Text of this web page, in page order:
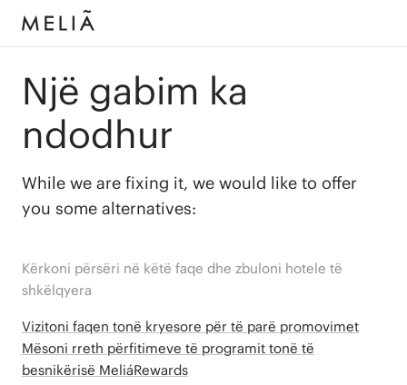
Një gabim ka
ndodhur
While we are fixing it, we would like to offer
you some alternatives:
Kërkoni përsëri në këtë faqe dhe zbuloni hotele të
shkëlqyera
Vizitoni faqen tonë kryesore për të parë promovimet
Mësoni rreth përfitimeve të programit tonë të
besnikërisë MeliáRewards